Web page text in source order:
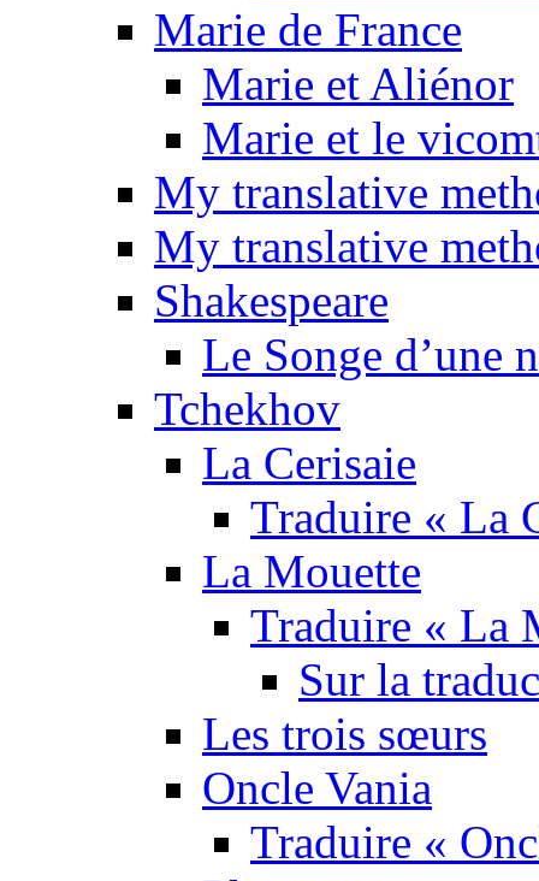
Marie de France
Marie et Aliénor
Marie et le
My translative
My translative
Shakespeare
Le Songe d’une
Tchekhov
La Cerisaie
Traduire « La
La Mouette
Traduire « La
Sur la
Les trois sœurs
Oncle Vania
Traduire «